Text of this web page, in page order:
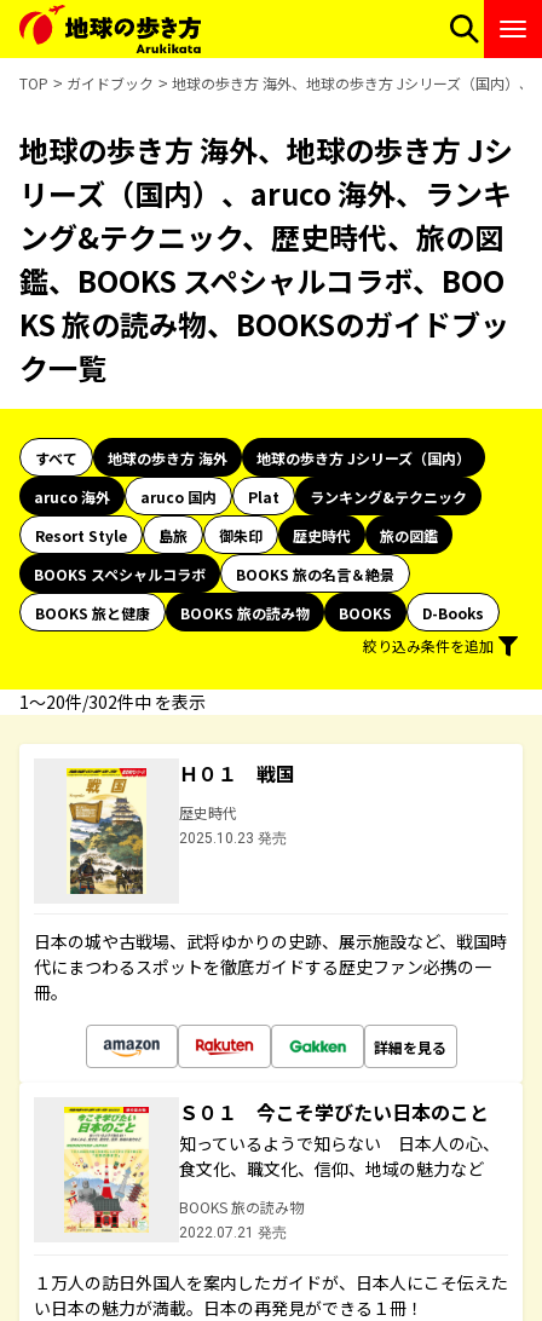
TOP ガイドブック 地球の歩き方 海外、地球の歩き方 Jシリーズ（国内）
地球の歩き方 海外、地球の歩き方 Jシ
リーズ（国内）、aruco 海外、ランキ
ング&テクニック、歴史時代、旅の図
鑑、BOOKS スペシャルコラボ、BOO
KS 旅の読み物、BOOKSのガイドブッ
ク一覧
すべて 地球の歩き方 海外
地球の歩き方 Jシリーズ（国内）
aruco 海外
aruco 国内 Plat
ランキング&テクニック
Resort Style
島旅 御朱印 歴史時代
旅の図鑑
BOOKS スペシャルコラボ
BOOKS 旅の名言＆絶景
BOOKS 旅と健康
BOOKS 旅の読み物 BOOKS
D-Books
絞り込み条件を追加
1〜20件/302件中 を表示
Ｈ０１ 戦国
歴史時代
2025.10.23 発売
日本の城や古戦場、武将ゆかりの史跡、展示施設など、戦国時
代にまつわるスポットを徹底ガイドする歴史ファン必携の一
冊。
詳細を見る
Ｓ０１ 今こそ学びたい日本のこと
知っているようで知らない 日本人の心、
食文化、職文化、信仰、地域の魅力など
BOOKS 旅の読み物
2022.07.21 発売
１万人の訪日外国人を案内したガイドが、日本人にこそ伝えた
い日本の魅力が満載。日本の再発見ができる１冊！